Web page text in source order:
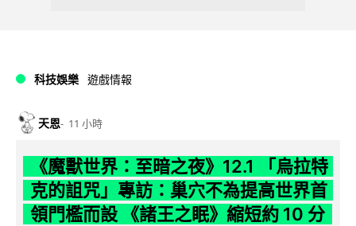
科技娛樂 遊戲情報
天恩 11 小時
《魔獸世界：至暗之夜》12.1 「烏拉特
克的詛咒」專訪：巢穴不為提高世界首
領門檻而設 《諸王之眠》縮短約 10 分